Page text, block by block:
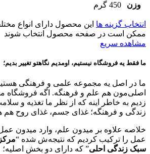
وزن 450 گرم
انتخاب گزینه ها این محصول دارای انواع
ممکن است در صفحه محصول انتخاب شوند
مشاهده سریع
ما فقط یه فروشگاه نیستیم، اومدیم نگاهتو تغییر بدیم؛
ما در اصل یه مجموعه علمی و فرهنگی
اصلی‌مون هم علم و فرهنگه. اگه فروشگاه
زدیم به خاطر اینه که از نظر ما تغذیه و
زندگی و فرهنگه؛ غذای جسم، غذای روح
خلاصه علاوه بر میدون علم، وارد میدون
عمل را ترکیب کردیم که نتیجه‌ش شده “
سبک زندگی احلی” که دارای دو بخش اصلیه؛